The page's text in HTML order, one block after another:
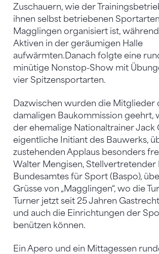
Zuschauern, wie der
ihnen selbst betriebenen
Magglingen organisiert ist,
Aktiven in der geräumigen Halle
aufwärmten.Danach folgte eine
minütige Nonstop-Show mit
vier Spitzensportarten.
Dazwischen wurden die Mitglieder
damaligen Baukommission geehrt,
der ehemalige Nationaltrainer Jack
eigentliche Initiant des Bauwerks,
zustehenden Applaus besonders
Walter Mengisen, Stellvertretender
Bundesamtes für Sport (Baspo),
Grüsse von „Magglingen“, wo die
Turner jetzt seit 25 Jahren
und auch die Einrichtungen der
benützen können.
Ein Apero und ein Mittagessen